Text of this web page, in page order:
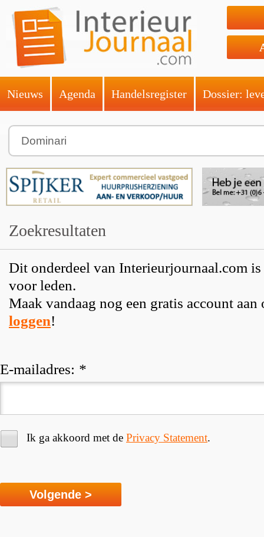
Nieuws Agenda Handelsregister Dossier:
Zoekresultaten
Dit onderdeel van Interieurjournaal.com
voor leden.
Maak vandaag nog een gratis account
loggen!
E-mailadres: *
Ik ga akkoord met de Privacy Statement.